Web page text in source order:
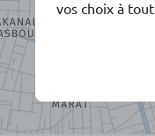
vos choix à